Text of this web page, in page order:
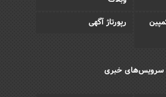
رپورتاژ آگهی
سرویس‌های خبری